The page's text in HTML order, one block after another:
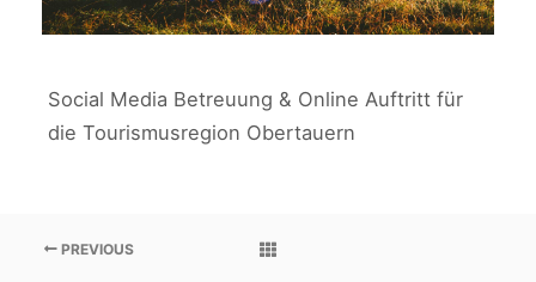
Social Media Betreuung & Online Auftritt für
die Tourismusregion Obertauern
PREVIOUS